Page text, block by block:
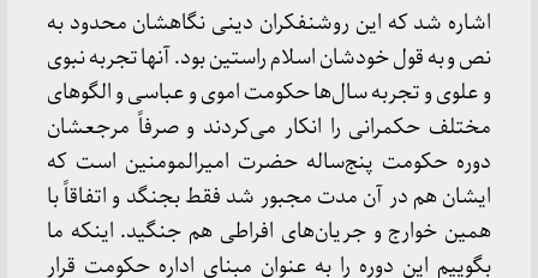
اشاره شد که این روشنفکران دینی نگاهشان محدود به
نص و به قول خودشان اسلام راستین بود. آنها تجربه نبوی
و علوی و تجربه سال‌ها حکومت اموی و عباسی و الگو‌های
مختلف حکمرانی را انکار می‌کردند و صرفاً مرجعشان
دوره حکومت پنج‌ساله حضرت امیرالمومنین است که
ایشان هم در آن مدت مجبور شد فقط بجنگد و اتفاقاً با
همین خوارج و جریان‌های افراطی هم جنگید. اینکه ما
بگوییم این دوره را به عنوان مبنای اداره حکومت قرار